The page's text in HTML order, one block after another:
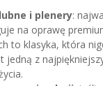
i plenery:
na oprawę
to klasyka, która
jedną z